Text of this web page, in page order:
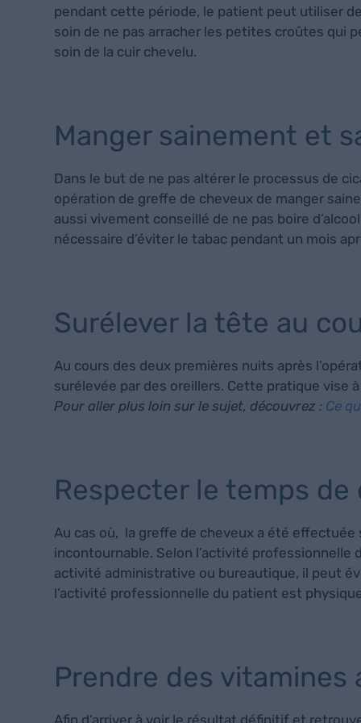
pendant cette période, le patient peut utiliser
soin de ne pas arracher les petites croûtes qui
soin de la cuir chevelu.
Manger sainement et
Dans le but de ne pas altérer le processus de
opération de greffe de cheveux de manger
aussi vivement conseillé de ne pas boire
nécessaire d’éviter le tabac pendant un mois
Surélever la tête au
Au cours des deux premières nuits après
surélevée par des oreillers. Cette pratique
Pour aller plus loin sur le sujet, découvrez : Ce
Respecter le temps
Au cas où, la greffe de cheveux a été
incontournable. Selon l’activité professionnelle
activité administrative ou bureautique, il peut
l’activité professionnelle du patient est
Prendre des
Afin d’arriver à voir le résultat définitif et